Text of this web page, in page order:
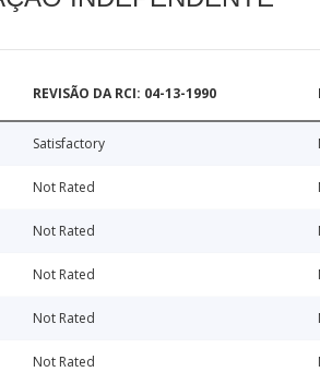
REVISÃO DA RCI: 04-13-1990
Satisfactory
Not Rated
Not Rated
Not Rated
Not Rated
Not Rated